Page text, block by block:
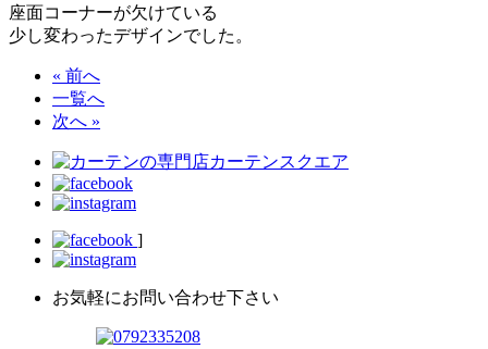
座面コーナーが欠けている
少し変わったデザインでした。
« 前へ
一覧へ
次へ »
]
お気軽にお問い合わせ下さい